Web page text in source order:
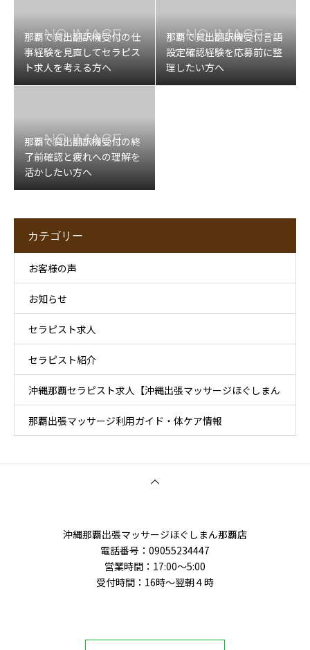
那覇で貸出翻訳機受付の仕
事経験を見直してセラピス
ト求人を考える方へ
那覇で貸出翻訳機受付言語
設定確認経験を応募前に整
理したい方へ
那覇で貸出翻訳機受付の終
了前確認と疲れへの理解を
活かしたい方へ
カテゴリー
お客様の声
お知らせ
セラピスト求人
セラピスト紹介
沖縄那覇セラピスト求人【沖縄出張マッサージほぐしまん
那覇店】
那覇出張マッサージ利用ガイド・体ケア情報
沖縄那覇出張マッサージほぐしまん那覇店
電話番号‭：09055234447
営業時間：17:00～5:00
受付時間：16時〜翌朝４時